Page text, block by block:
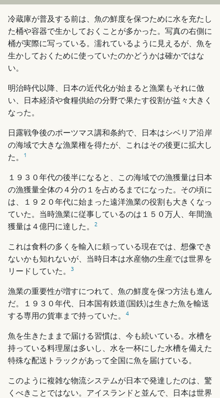
冷蔵庫が普及する前は、魚の鮮度を保つために水を充たし
た桶や容器で生かしておくことが多かった。写真の右側に
桶が実際に写っている。濡れているように見えるが、魚を
生かしておくために使っていたのかどうかは確かではな
い。
明治時代以降、日本の近代化が始まると漁業もそれに倣
い、日本経済や食糧供給の分野で果たす役割が益々大きく
なった。
日露戦争後のポーツマス講和条約で、日本はシベリア沿岸
の海域で大きな漁業権を得たが、これはその後更に拡大し
た。
1
１９３０年代の後半になると、この海域での漁獲量は日本
の漁獲量全体の４分の１を占めるまでになった。その頃に
は、１９２０年代に始まった遠洋漁業の役割も大きくなっ
ていた。当時漁業に従事しているのは１５０万人、年間漁
獲量は４億円に達した。
2
これは食料の多くを輸入に頼っている現在では、想像でき
ないかも知れないが、当時日本は水産物の生産では世界を
リードしていた。
3
漁業の重要性が増すにつれて、魚の鮮度を保つ方法も進ん
だ。１９３０年代、日本国有鉄道(国鉄)は生きた魚を輸送
する専用の貨車まで持っていた。
4
魚を生きたままで届ける習慣は、今も続いている。水槽を
持っている料理屋は多いし、水を一杯にした水槽を備えた
特殊な配送トラックがあって全国に魚を届けている。
このように複雑な物流システムが日本で発達したのは、驚
くべきことではない。アイスランドと並んで、日本は世界